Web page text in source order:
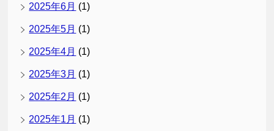
2025年6月 (1)
2025年5月 (1)
2025年4月 (1)
2025年3月 (1)
2025年2月 (1)
2025年1月 (1)